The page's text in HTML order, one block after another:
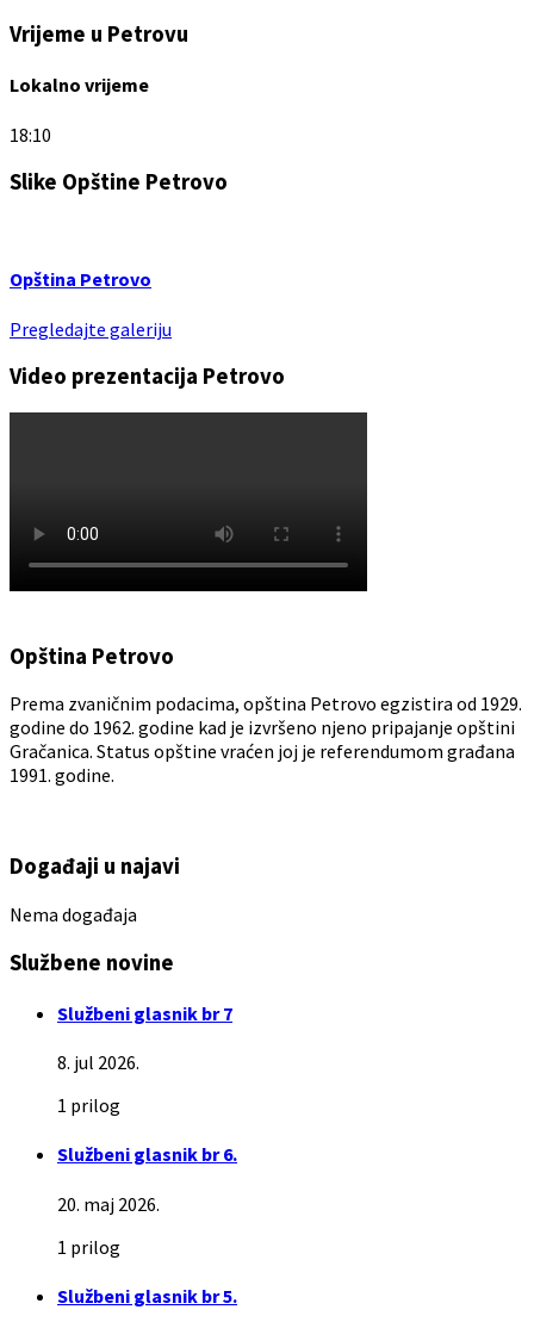
Vrijeme u Petrovu
Lokalno vrijeme
18:10
Slike Opštine Petrovo
Opština Petrovo
Pregledajte galeriju
Video prezentacija Petrovo
Opština Petrovo
Prema zvaničnim podacima, opština Petrovo egzistira od 1929.
godine do 1962. godine kad je izvršeno njeno pripajanje opštini
Gračanica. Status opštine vraćen joj je referendumom građana
1991. godine.
Događaji u najavi
Nema događaja
Službene novine
Službeni glasnik br 7
8. jul 2026.
1 prilog
Službeni glasnik br 6.
20. maj 2026.
1 prilog
Službeni glasnik br 5.